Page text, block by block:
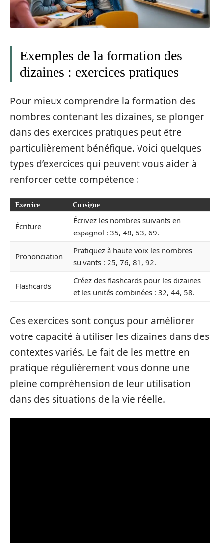
Exemples de la formation des
dizaines : exercices pratiques
Pour mieux comprendre la formation des
nombres contenant les dizaines, se plonger
dans des exercices pratiques peut être
particulièrement bénéfique. Voici quelques
types d’exercices qui peuvent vous aider à
renforcer cette compétence :
Exercice Consigne
Écriture
Écrivez les nombres suivants en
espagnol : 35, 48, 53, 69.
Prononciation
Pratiquez à haute voix les nombres
suivants : 25, 76, 81, 92.
Flashcards
Créez des flashcards pour les dizaines
et les unités combinées : 32, 44, 58.
Ces exercices sont conçus pour améliorer
votre capacité à utiliser les dizaines dans des
contextes variés. Le fait de les mettre en
pratique régulièrement vous donne une
pleine compréhension de leur utilisation
dans des situations de la vie réelle.